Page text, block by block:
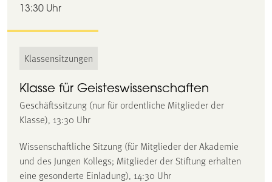
13:30 Uhr
Klassensitzungen
Klasse für Geisteswissenschaften
Geschäftssitzung (nur für ordentliche Mitglieder der
Klasse), 13:30 Uhr
Wissenschaftliche Sitzung (für Mitglieder der Akademie
und des Jungen Kollegs; Mitglieder der Stiftung erhalten
eine gesonderte Einladung), 14:30 Uhr